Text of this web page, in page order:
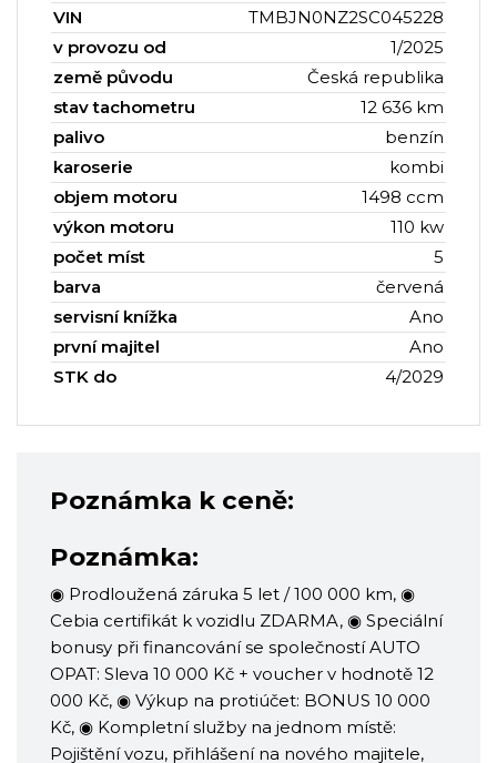
VIN
TMBJN0NZ2SC045228
v provozu od
1/2025
země původu
Česká republika
stav tachometru
12 636 km
palivo
benzín
karoserie
kombi
objem motoru
1498 ccm
výkon motoru
110 kw
počet míst
5
barva
červená
servisní knížka
Ano
první majitel
Ano
STK do
4/2029
Poznámka k ceně:
Poznámka:
◉ Prodloužená záruka 5 let / 100 000 km, ◉
Cebia certifikát k vozidlu ZDARMA, ◉ Speciální
bonusy při financování se společností AUTO
OPAT: Sleva 10 000 Kč + voucher v hodnotě 12
000 Kč, ◉ Výkup na protiúčet: BONUS 10 000
Kč, ◉ Kompletní služby na jednom místě:
Pojištění vozu, přihlášení na nového majitele,